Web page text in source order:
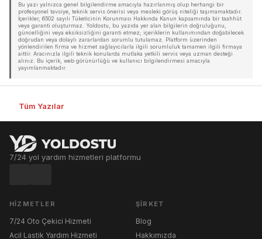
Bu yazı yalnızca genel bilgilendirme amacıyla hazırlanmış olup herhangi bir
profesyonel tavsiye, teknik servis önerisi veya mesleki görüş niteliği taşımamaktadır.
İçerikler, 6502 sayılı Tüketicinin Korunması Hakkında Kanun kapsamında bir taahhüt
veya garanti oluşturmaz. Yoldostu, bu yazıda yer alan bilgilerin doğruluğunu,
güncelliğini veya eksiksizliğini garanti etmez; içeriklerin kullanımından doğabilecek
doğrudan veya dolaylı zararlardan sorumlu tutulamaz. Platform üzerinden
yönlendirilen firma ve hizmet sağlayıcılarla ilgili sorumluluk tamamen ilgili firmaya
aittir. Aracınızla ilgili teknik konularda mutlaka yetkili servis veya uzman desteği
alınız. Bu içerik, web görünürlüğü ve kullanıcı bilgilendirmesi amacıyla
yayımlanmaktadır.
Tüm Yazılar
7/24 yol yardım hizmetleri platformu
HIZMETLER
7/24 Oto Çekici Hizmeti
Acil Lastik Yardım Hizmeti
ŞIRKET
Blog
Hakkımızda